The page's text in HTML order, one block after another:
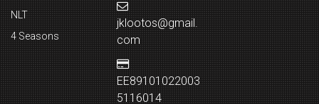
NLT
4 Seasons
jklootos@gmail.
com
EE89101022003
5116014